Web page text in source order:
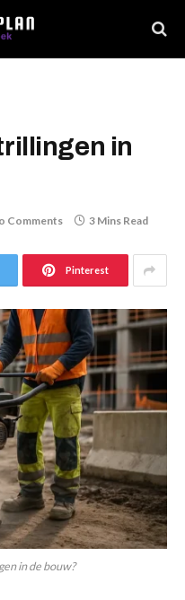
in
Comments 3 Mins Read
Pinterest
in de bouw?